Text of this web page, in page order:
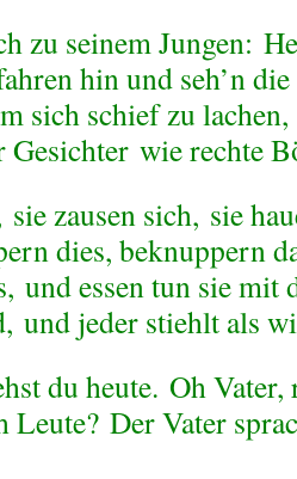
zu seinem Jungen:
hin und seh’n
sich schief zu
Gesichter wie rechte
sie zausen sich, sie
dies, beknuppern
und essen tun sie
und jeder stiehlt als
du heute. Oh
Leute? Der Vater